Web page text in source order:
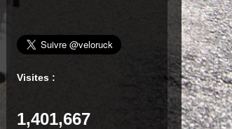
Visites :
1,401,667